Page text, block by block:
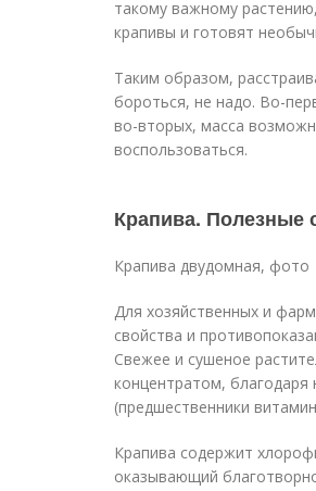
такому важному
крапивы и готовят
Таким образом,
бороться, не надо. Во-
во-вторых, масса
воспользоваться.
Крапива. Полезные
Крапива двудомная, фото
Для хозяйственных и
свойства и
Свежее и сушеное
концентратом,
(предшественники
Крапива содержит
оказывающий